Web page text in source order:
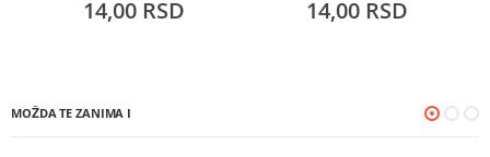
14,00 RSD 14,00 RSD
MOŽDA TE ZANIMA I